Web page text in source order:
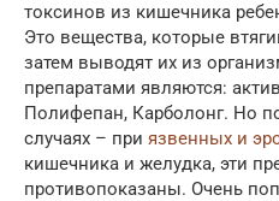
токсинов из кишечника
Это вещества, которые
затем выводят их из
препаратами являются:
Полифепан, Карболонг. Но
случаях – при язвенных и
кишечника и желудка, эти
противопоказаны. Очень